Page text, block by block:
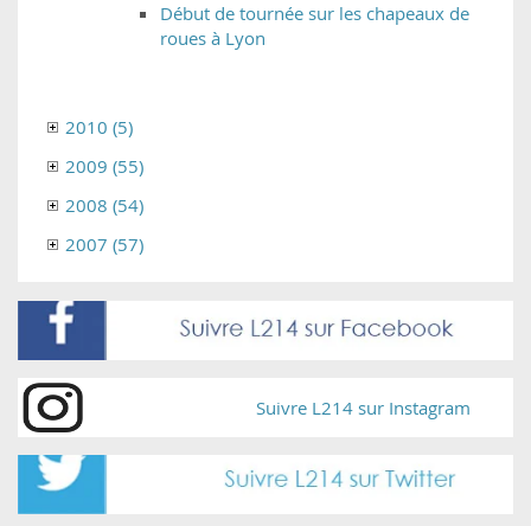
Début de tournée sur les chapeaux de
roues à Lyon
2010 (5)
2009 (55)
2008 (54)
2007 (57)
Suivre L214 sur Instagram